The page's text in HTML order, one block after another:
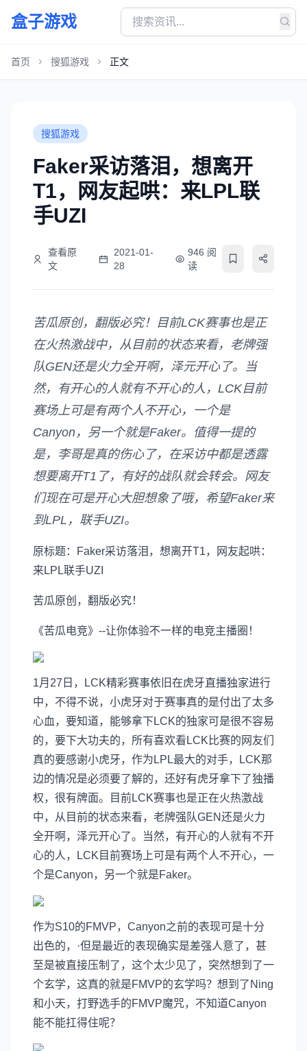
盒子游戏
首页 搜狐游戏 正文
搜狐游戏
Faker采访落泪，想离开
T1，网友起哄：来LPL联
手UZI
查看原
文
2021-01-
28
946 阅
读
苦瓜原创，翻版必究！目前LCK赛事也是正
在火热激战中，从目前的状态来看，老牌强
队GEN还是火力全开啊，泽元开心了。当
然，有开心的人就有不开心的人，LCK目前
赛场上可是有两个人不开心，一个是
Canyon，另一个就是Faker。值得一提的
是，李哥是真的伤心了，在采访中都是透露
想要离开T1了，有好的战队就会转会。网友
们现在可是开心大胆想象了哦，希望Faker来
到LPL，联手UZI。
原标题：Faker采访落泪，想离开T1，网友起哄：
来LPL联手UZI
苦瓜原创，翻版必究！
《苦瓜电竞》--让你体验不一样的电竞主播圈！
1月27日，LCK精彩赛事依旧在虎牙直播独家进行
中，不得不说，小虎牙对于赛事真的是付出了太多
心血，要知道，能够拿下LCK的独家可是很不容易
的，要下大功夫的，所有喜欢看LCK比赛的网友们
真的要感谢小虎牙，作为LPL最大的对手，LCK那
边的情况是必须要了解的，还好有虎牙拿下了独播
权，很有牌面。目前LCK赛事也是正在火热激战
中，从目前的状态来看，老牌强队GEN还是火力
全开啊，泽元开心了。当然，有开心的人就有不开
心的人，LCK目前赛场上可是有两个人不开心，一
个是Canyon，另一个就是Faker。
作为S10的FMVP，Canyon之前的表现可是十分
出色的，·但是最近的表现确实是差强人意了，甚
至是被直接压制了，这个太少见了，突然想到了一
个玄学，这真的就是FMVP的玄学吗？想到了Ning
和小天，打野选手的FMVP魔咒，不知道Canyon
能不能扛得住呢？